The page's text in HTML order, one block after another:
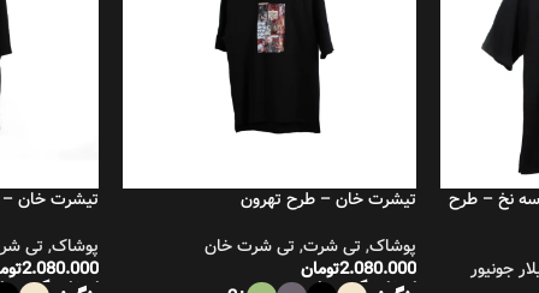
نخ – طرح
جونیور
تیشرت خان – طرح تهرون
پوشاک, تی شرت, تی شرت خان
2.080.000تومان
تیشرت خان
پوشاک, تی
2.080.000